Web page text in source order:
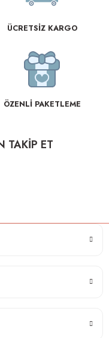
ÜCRETSİZ KARGO
ÖZENLİ PAKETLEME
TAKİP ET